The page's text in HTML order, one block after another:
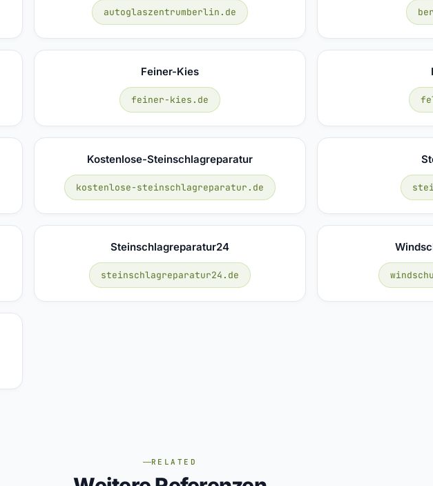
autoglaszentrumberlin.de
Feiner-Kies
feiner-kies.de
Kostenlose-Steinschlagreparatur
kostenlose-steinschlagreparatur.de
Steinschlagreparatur24
steinschlagreparatur24.de
RELATED